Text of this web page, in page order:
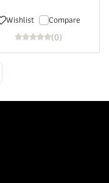
Wishlist Compare
(0)